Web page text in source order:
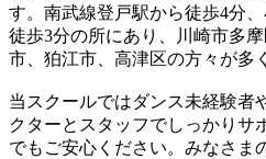
す。南武線登戸駅から徒歩4分
徒歩3分の所にあり、川崎市多
市、狛江市、高津区の方々が多
当スクールではダンス未経験者
クターとスタッフでしっかりサ
でもご安心ください。みなさま